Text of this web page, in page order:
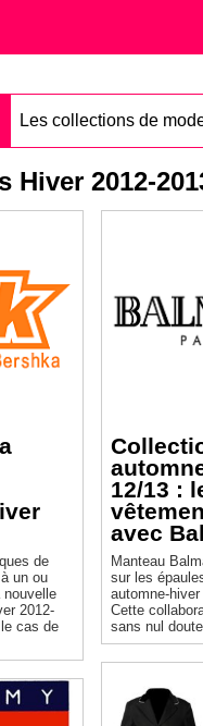
Les collections de
Hiver 2012-
de
un ou
2012-
cas de
12/13 :
avec
Manteau
sur les
automne-
Cette
sans nul